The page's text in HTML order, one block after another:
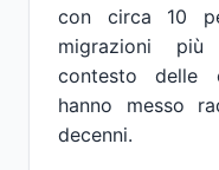
con circa 10
migrazioni
contesto delle
hanno messo
decenni.